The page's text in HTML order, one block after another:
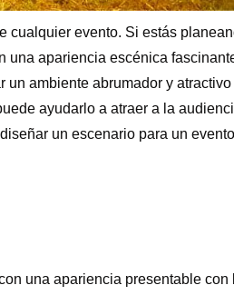
cualquier evento. Si estás
una apariencia escénica
ambiente abrumador y atractivo
ayudarlo a atraer a la
un escenario para un
una apariencia presentable con